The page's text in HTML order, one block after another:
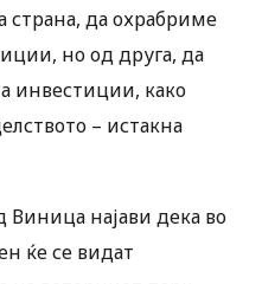
да охрабриме
но од друга, да
инвестиции, како
– истакна
најави дека во
ќе се видат